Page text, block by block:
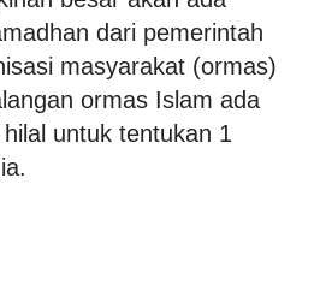
dari pemerintah
masyarakat (ormas)
ormas Islam ada
untuk tentukan 1